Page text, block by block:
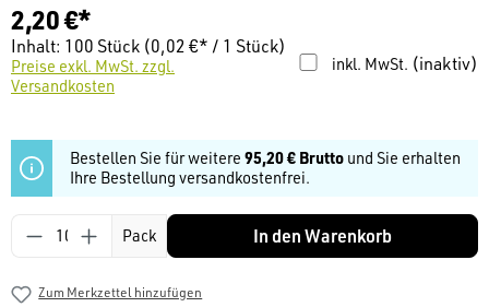
2,20 €*
Inhalt: 100 Stück (0,02 €* / 1 Stück)
inkl. MwSt. (inaktiv)
Preise exkl. MwSt. zzgl.
Versandkosten
Bestellen Sie für weitere 95,20 € Brutto und Sie erhalten
Ihre Bestellung versandkostenfrei.
Produkt Anzahl: Gib den gewünschten Wert
Pack In den Warenkorb
Zum Merkzettel hinzufügen